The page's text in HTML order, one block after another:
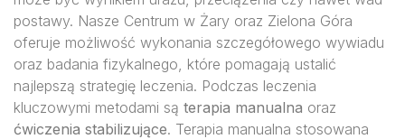
postawy. Nasze Centrum w Żary oraz Zielona Góra
oferuje możliwość wykonania szczegółowego wywiadu
oraz badania fizykalnego, które pomagają ustalić
najlepszą strategię leczenia. Podczas leczenia
kluczowymi metodami są terapia manualna oraz
ćwiczenia stabilizujące. Terapia manualna stosowana